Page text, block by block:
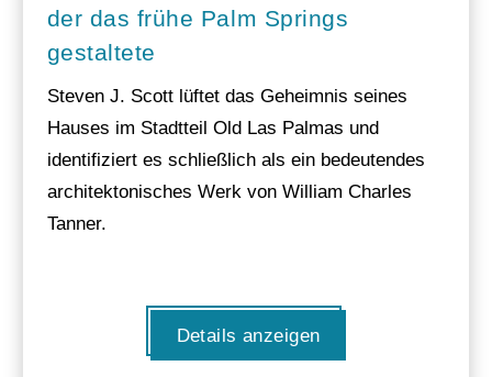
der das frühe Palm Springs
gestaltete
Steven J. Scott lüftet das Geheimnis seines
Hauses im Stadtteil Old Las Palmas und
identifiziert es schließlich als ein bedeutendes
architektonisches Werk von William Charles
Tanner.
Details anzeigen